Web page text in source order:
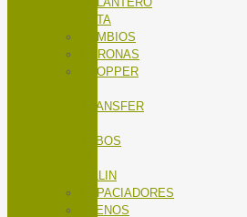
RUTA
CAMBIOS
CORONAS
DROPPER
TRANSFER
TUBOS
SILLIN
ESPACIADORES
FRENOS